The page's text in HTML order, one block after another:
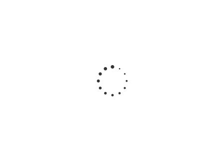
Комплект Extherm SXLL splice